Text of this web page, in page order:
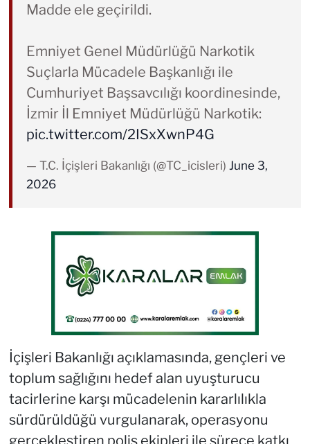
Madde ele geçirildi.
Emniyet Genel Müdürlüğü Narkotik
Suçlarla Mücadele Başkanlığı ile
Cumhuriyet Başsavcılığı koordinesinde,
İzmir İl Emniyet Müdürlüğü Narkotik:
pic.twitter.com/2ISxXwnP4G
— T.C. İçişleri Bakanlığı (@TC_icisleri) June 3,
2026
İçişleri Bakanlığı açıklamasında, gençleri ve
toplum sağlığını hedef alan uyuşturucu
tacirlerine karşı mücadelenin kararlılıkla
sürdürüldüğü vurgulanarak, operasyonu
gerçekleştiren polis ekipleri ile sürece katkı